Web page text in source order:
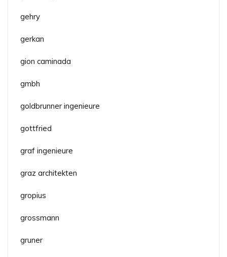
gehry
gerkan
gion caminada
gmbh
goldbrunner ingenieure
gottfried
graf ingenieure
graz architekten
gropius
grossmann
gruner